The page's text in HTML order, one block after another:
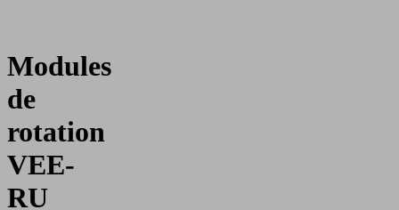
Modules
de
rotation
VEE-
RU